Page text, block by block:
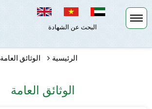
البحث عن الشهادة
الرئيسية الوثائق العامة
الوثائق العامة